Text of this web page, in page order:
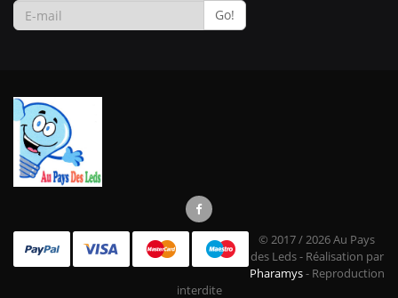
Go!
© 2017 / 2026 Au Pays
des Leds - Réalisation par
Pharamys- Reproduction
interdite